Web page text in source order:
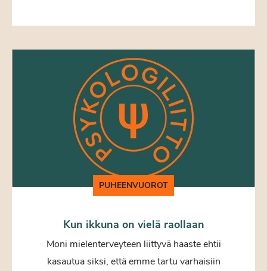
PUHEENVUOROT
Kun ikkuna on vielä raollaan
Moni mielenterveyteen liittyvä haaste ehtii
kasautua siksi, että emme tartu varhaisiin